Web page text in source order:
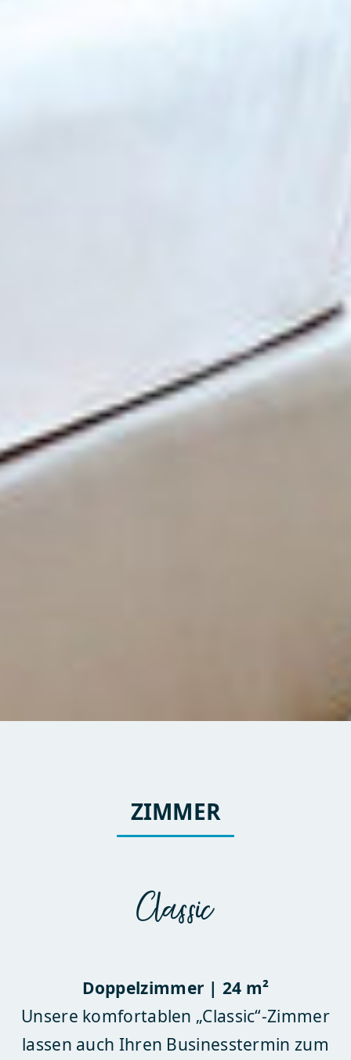
ZIMMER
Classic
Doppelzimmer | 24 m²
Unsere komfortablen „Classic“-Zimmer
lassen auch Ihren Businesstermin zum